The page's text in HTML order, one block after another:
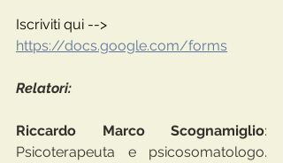
Iscriviti qui -->
https://docs.google.com/forms
Relatori:
Riccardo Marco Scognamiglio:
Psicoterapeuta e psicosomatologo.